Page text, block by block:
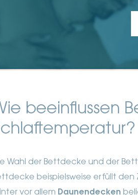
beeinflussen
Wahl der Bettdecke und der
beispielsweise erfüllt den
vor allem Daunendecken